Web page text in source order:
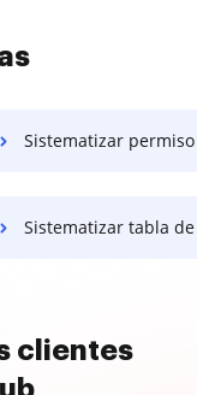
Sistematizar permiso
Sistematizar tabla de
clientes